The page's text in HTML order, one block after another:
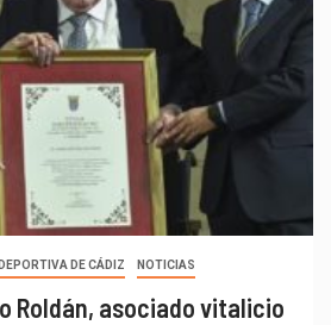
DE CÁDIZ NOTICIAS
Roldán, asociado vitalicio